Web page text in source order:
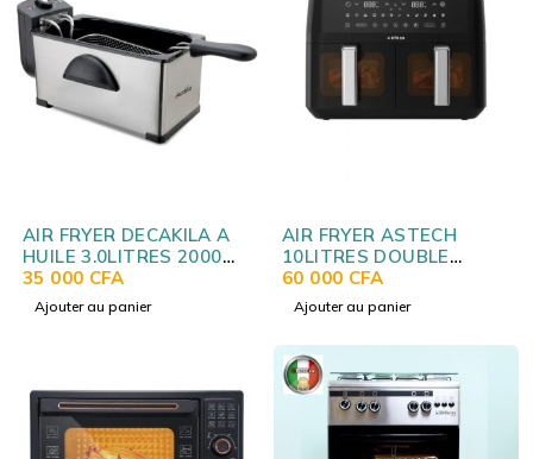
AIR FRYER DECAKILA A
HUILE 3.0LITRES 2000W
KEEC056M
35 000 CFA
Ajouter au panier
AIR FRYER ASTECH
10LITRES DOUBLE
COMPARTIMENT
AF010BXB
60 000 CFA
Ajouter au panier